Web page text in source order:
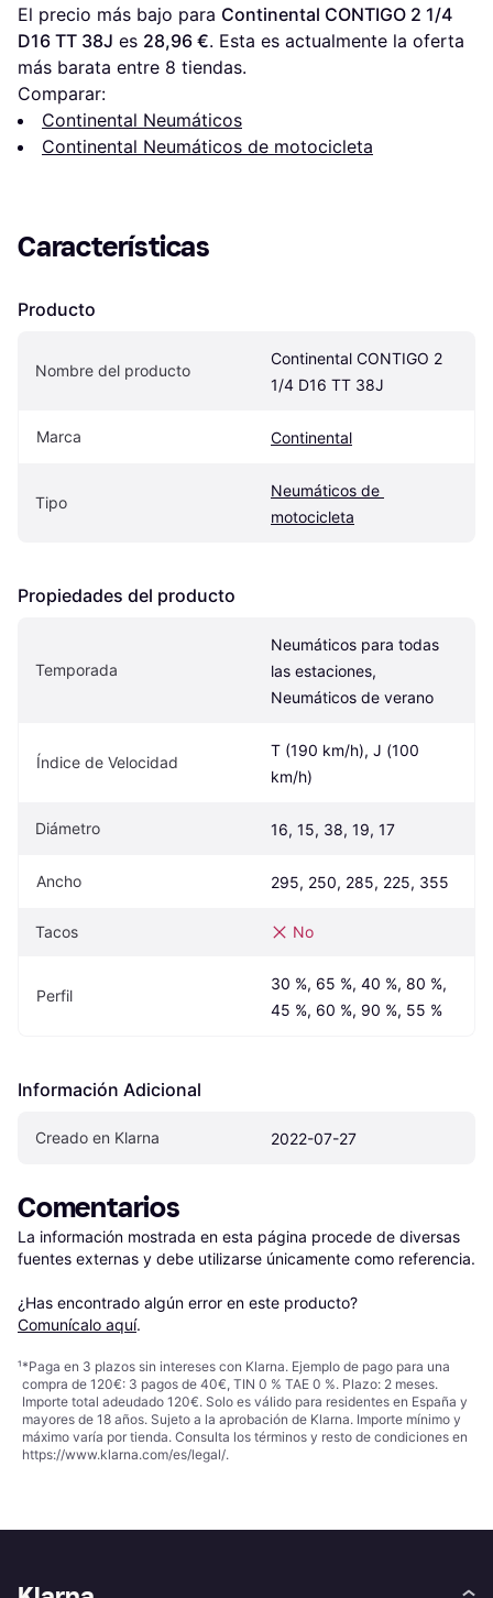
El precio más bajo para Continental CONTIGO 2 1/4
D16 TT 38J es 28,96 €. Esta es actualmente la oferta
más barata entre 8 tiendas.
Comparar:
Continental Neumáticos
Continental Neumáticos de motocicleta
Características
Producto
Nombre del producto
Continental CONTIGO 2
1/4 D16 TT 38J
Marca Continental
Tipo
Neumáticos de
motocicleta
Propiedades del producto
Temporada
Neumáticos para todas
las estaciones,
Neumáticos de verano
Índice de Velocidad
T (190 km/h), J (100
km/h)
Diámetro 16, 15, 38, 19, 17
Ancho 295, 250, 285, 225, 355
Tacos No
Perfil
30 %, 65 %, 40 %, 80 %,
45 %, 60 %, 90 %, 55 %
Información Adicional
Creado en Klarna 2022-07-27
Comentarios
La información mostrada en esta página procede de diversas
fuentes externas y debe utilizarse únicamente como referencia.
¿Has encontrado algún error en este producto?
Comunícalo aquí.
¹*Paga en 3 plazos sin intereses con Klarna. Ejemplo de pago para una
compra de 120€: 3 pagos de 40€, TIN 0 % TAE 0 %. Plazo: 2 meses.
Importe total adeudado 120€. Solo es válido para residentes en España y
mayores de 18 años. Sujeto a la aprobación de Klarna. Importe mínimo y
máximo varía por tienda. Consulta los términos y resto de condiciones en
https://www.klarna.com/es/legal/.